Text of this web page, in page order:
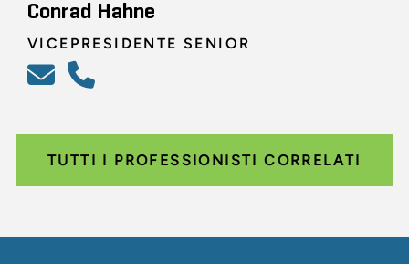
Conrad Hahne
VICEPRESIDENTE SENIOR
TUTTI I PROFESSIONISTI CORRELATI